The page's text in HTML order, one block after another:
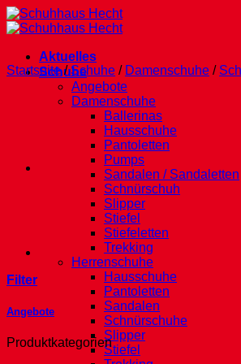
Zum
Inhalt
Aktuelles
Schuhe
Angebote
Damenschuhe
Ballerinas
Hausschuhe
Pantoletten
Pumps
Sandalen / Sandaletten
Schnürschuh
Slipper
Stiefel
Stiefeletten
Trekking
Herrenschuhe
Hausschuhe
Pantoletten
Sandalen
Schnürschuhe
Slipper
Stiefel
Startseite / Schuhe / Damenschuhe /
Filter
Angebote
Produktkategorien